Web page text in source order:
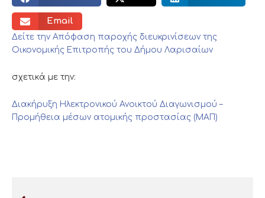
Email
Δείτε την Απόφαση παροχής διευκρινίσεων της
Οικονομικής Επιτροπής του Δήμου Λαρισαίων
σχετικά με την:
Διακήρυξη Ηλεκτρονικού Ανοικτού Διαγωνισμού –
Προμήθεια μέσων ατομικής προστασίας (ΜΑΠ)